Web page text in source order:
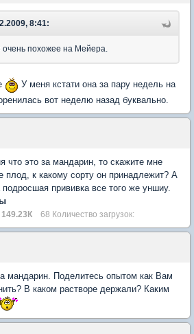
8:41:
очень похожее на Мейера.
У меня кстати она за пару недель на
вот неделю назад буквально.
что это за мандарин, то скажите мне
плод, к какому сорту он принадлежит? А
прививка все того же уншиу.
149.23К 68 Количество загрузок:
мандарин. Поделитесь опытом как Вам
В каком растворе держали? Каким